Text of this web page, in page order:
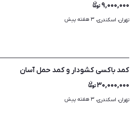
۹,۰۰۰,۰۰۰
تهران، اسکندری، ۳ هفته پیش
کمد باکسی کشودار و کمد حمل آسان
۳۰,۰۰۰,۰۰۰
تهران، اسکندری، ۳ هفته پیش